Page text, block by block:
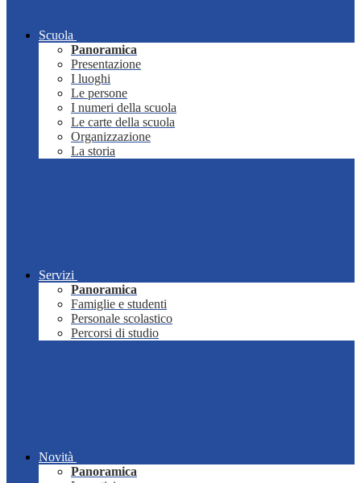
Scuola
Panoramica
Presentazione
I luoghi
Le persone
I numeri della scuola
Le carte della scuola
Organizzazione
La storia
Servizi
Panoramica
Famiglie e studenti
Personale scolastico
Percorsi di studio
Novità
Panoramica